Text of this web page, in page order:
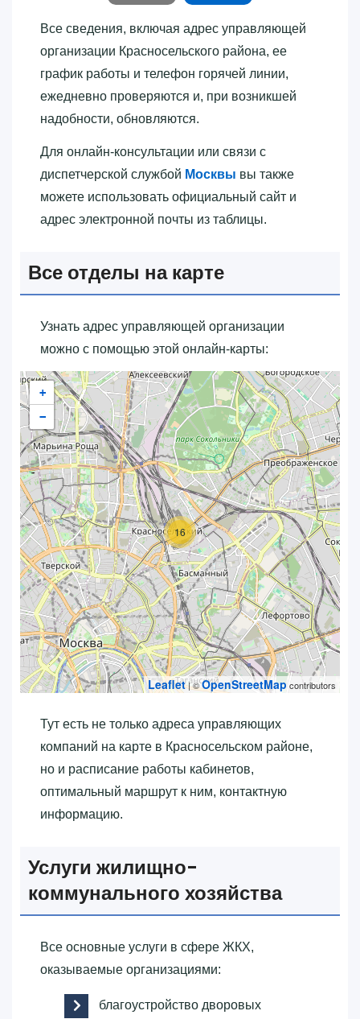
Все сведения, включая адрес управляющей
организации Красносельского района, ее
график работы и телефон горячей линии,
ежедневно проверяются и, при возникшей
надобности, обновляются.
Для онлайн-консультации или связи с
диспетчерской службой Москвы вы также
можете использовать официальный сайт и
адрес электронной почты из таблицы.
Все отделы на карте
Узнать адрес управляющей организации
можно с помощью этой онлайн-карты:
16
+
−
Leaflet| ©OpenStreetMap contributors
Тут есть не только адреса управляющих
компаний на карте в Красносельском районе,
но и расписание работы кабинетов,
оптимальный маршрут к ним, контактную
информацию.
Услуги жилищно-
коммунального хозяйства
Все основные услуги в сфере ЖКХ,
оказываемые организациями:
благоустройство дворовых